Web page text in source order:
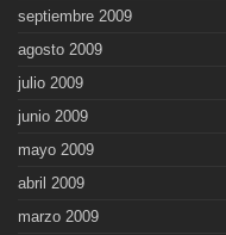
septiembre 2009
agosto 2009
julio 2009
junio 2009
mayo 2009
abril 2009
marzo 2009